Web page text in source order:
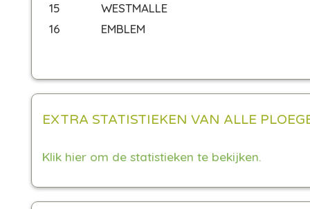
15
WESTMALLE
16
EMBLEM
EXTRA STATISTIEKEN VAN ALLE
Klik hier om de statistieken te bekijken.